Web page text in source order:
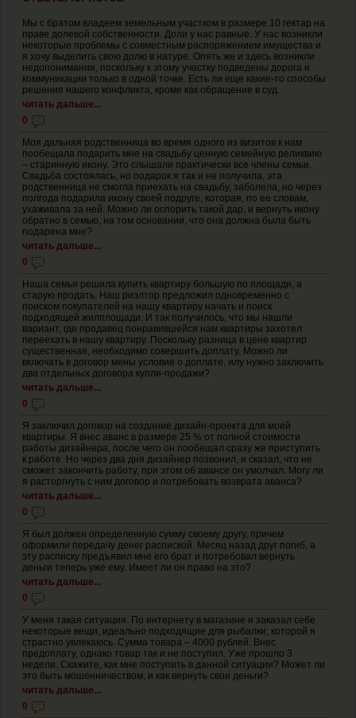
Мы с братом владеем земельным участком в размере 10 гектар на
праве долевой собственности. Доли у нас равные. У нас возникли
некоторые проблемы с совместным распоряжением имущества и
я хочу выделить свою долю в натуре. Опять же и здесь возникли
недопонимания, поскольку к этому участку подведены дорога и
коммуникации только в одной точке. Есть ли еще какие-то способы
решения нашего конфликта, кроме как обращение в суд.
читать дальше...
0
Моя дальняя родственница во время одного из визитов к нам
пообещала подарить мне на свадьбу ценную семейную реликвию
– старинную икону. Это слышали практически все члены семьи.
Свадьба состоялась, но подарок я так и не получила, эта
родственница не смогла приехать на свадьбу, заболела, но через
полгода подарила икону своей подруге, которая, по ее словам,
ухаживала за ней. Можно ли оспорить такой дар, и вернуть икону
обратно в семью, на том основании, что она должна была быть
подарена мне?
читать дальше...
0
Наша семья решила купить квартиру большую по площади, а
старую продать. Наш риэлтор предложил одновременно с
поиском покупателей на нашу квартиру начать и поиск
подходящей жилплощади. И так получилось, что мы нашли
вариант, где продавец понравившейся нам квартиры захотел
переехать в нашу квартиру. Поскольку разница в цене квартир
существенная, необходимо совершить доплату. Можно ли
включать в договор мены условие о доплате, илу нужно заключить
два отдельных договора купли-продажи?
читать дальше...
0
Я заключил договор на создание дизайн-проекта для моей
квартиры. Я внес аванс в размере 25 % от полной стоимости
работы дизайнера, после чего он пообещал сразу же приступить
к работе. Но через два дня дизайнер позвонил, и сказал, что не
сможет закончить работу, при этом об авансе он умолчал. Могу ли
я расторгнуть с ним договор и потребовать возврата аванса?
читать дальше...
0
Я был должен определенную сумму своему другу, причем
оформили передачу денег распиской. Месяц назад друг погиб, а
эту расписку предъявил мне его брат и потребовал вернуть
деньги теперь уже ему. Имеет ли он право на это?
читать дальше...
0
У меня такая ситуация. По интернету в магазине я заказал себе
некоторые вещи, идеально подходящие для рыбалки, которой я
страстно увлекаюсь. Сумма товара – 4000 рублей. Внес
предоплату, однако товар так и не поступил. Уже прошло 3
недели. Скажите, как мне поступить в данной ситуации? Может ли
это быть мошенничеством, и как вернуть свои деньги?
читать дальше...
0